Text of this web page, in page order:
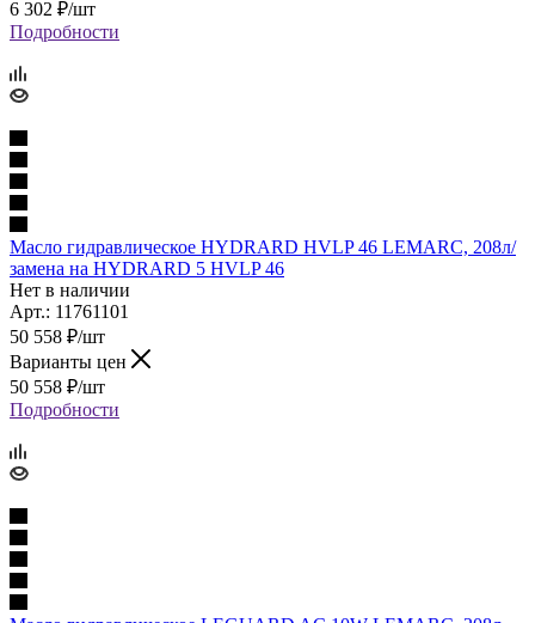
6 302 ₽/шт
Подробности
Масло гидравлическое HYDRARD HVLP 46 LEMARC, 208л/
замена на HYDRARD 5 HVLP 46
Нет в наличии
Арт.: 11761101
50 558 ₽/шт
Варианты цен
50 558 ₽/шт
Подробности